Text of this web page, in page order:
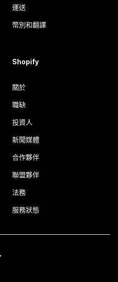
運送
幣別和翻譯
Shopify
關於
職缺
投資人
新聞媒體
合作夥伴
聯盟夥伴
法務
服務狀態